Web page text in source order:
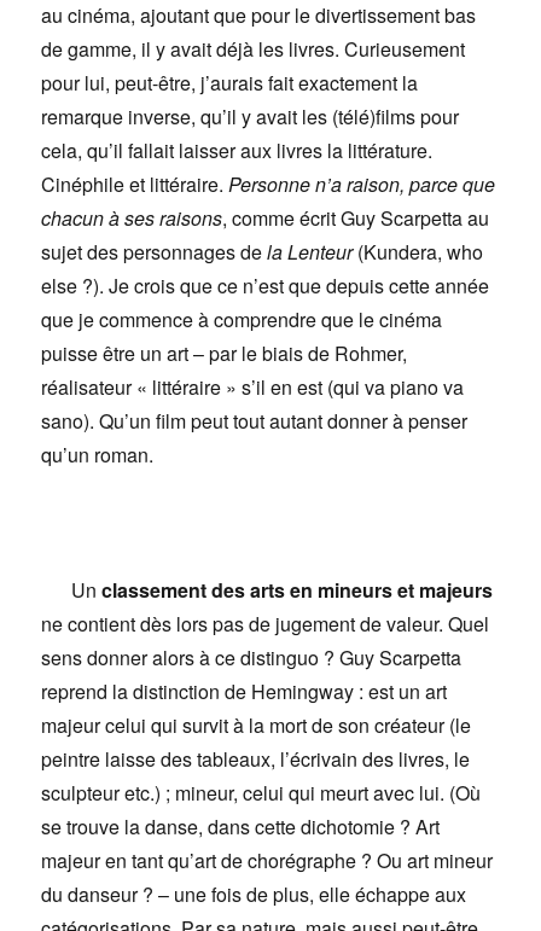
au cinéma, ajoutant que pour le divertissement bas
de gamme, il y avait déjà les livres. Curieusement
pour lui, peut-être, j’aurais fait exactement la
remarque inverse, qu’il y avait les (télé)films pour
cela, qu’il fallait laisser aux livres la littérature.
Cinéphile et littéraire.Personne n’a raison, parce que
chacun à ses raisons, comme écrit Guy Scarpetta au
sujet des personnages dela Lenteur(Kundera, who
else ?). Je crois que ce n’est que depuis cette année
que je commence à comprendre que le cinéma
puisse être un art – par le biais de Rohmer,
réalisateur « littéraire » s’il en est (qui va piano va
sano). Qu’un film peut tout autant donner à penser
qu’un roman.
Unclassement des arts en mineurs et majeurs
ne contient dès lors pas de jugement de valeur. Quel
sens donner alors à ce distinguo ? Guy Scarpetta
reprend la distinction de Hemingway : est un art
majeur celui qui survit à la mort de son créateur (le
peintre laisse des tableaux, l’écrivain des livres, le
sculpteur etc.) ; mineur, celui qui meurt avec lui. (Où
se trouve la danse, dans cette dichotomie ? Art
majeur en tant qu’art de chorégraphe ? Ou art mineur
du danseur ? – une fois de plus, elle échappe aux